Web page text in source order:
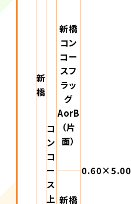
新
橋
コ
ン
コ
ー
ス
上
新橋
コン
コー
スフ
ラッ
グ
AorB
（片
面）
0.60×5.00
新橋